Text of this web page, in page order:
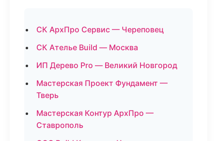
СК АрхПро Сервис — Череповец
СК Ателье Build — Москва
ИП Дерево Pro — Великий Новгород
Мастерская Проект Фундамент —
Тверь
Мастерская Контур АрхПро —
Ставрополь